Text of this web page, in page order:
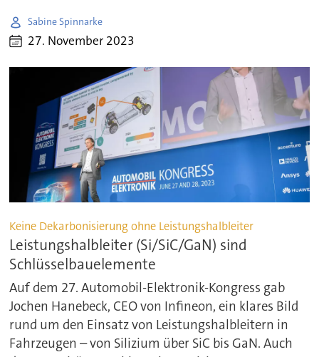
Sabine Spinnarke
27. November 2023
Keine Dekarbonisierung ohne Leistungshalbleiter
Leistungshalbleiter (Si/SiC/GaN) sind
Schlüsselbauelemente
Auf dem 27. Automobil-Elektronik-Kongress gab
Jochen Hanebeck, CEO von Infineon, ein klares Bild
rund um den Einsatz von Leistungshalbleitern in
Fahrzeugen – von Silizium über SiC bis GaN. Auch